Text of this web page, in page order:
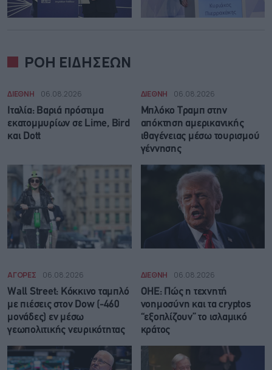
ΡΟΗ ΕΙΔΗΣΕΩΝ
ΔΙΕΘΝΗ 06.08.2026
Ιταλία: Βαριά πρόστιμα
εκατομμυρίων σε Lime, Bird
και Dott
ΔΙΕΘΝΗ 06.08.2026
Μπλόκο Τραμπ στην
απόκτηση αμερικανικής
ιθαγένειας μέσω τουρισμού
γέννησης
ΑΓΟΡΕΣ 06.08.2026
Wall Street: Κόκκινο ταμπλό
με πιέσεις στον Dow (-460
μονάδες) εν μέσω
γεωπολιτικής νευρικότητας
ΔΙΕΘΝΗ 06.08.2026
ΟΗΕ: Πώς η τεχνητή
νοημοσύνη και τα cryptos
“εξοπλίζουν” το ισλαμικό
κράτος